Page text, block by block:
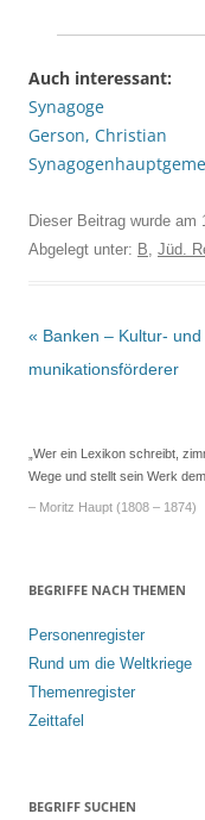
Auch interessant:
Synagoge
Gerson, Christian
Dieser Beitrag wurde am
Abgelegt unter: B, Jüd.
Beitrags-
Navigation
« Banken – Kultur- und
munikationsförderer
„Wer ein Lexikon schreibt,
Wege und stellt sein Werk
– Moritz Haupt (1808 – 1874)
BEGRIFFE NACH THEMEN
Personenregister
Rund um die Weltkriege
Themenregister
Zeittafel
BEGRIFF SUCHEN